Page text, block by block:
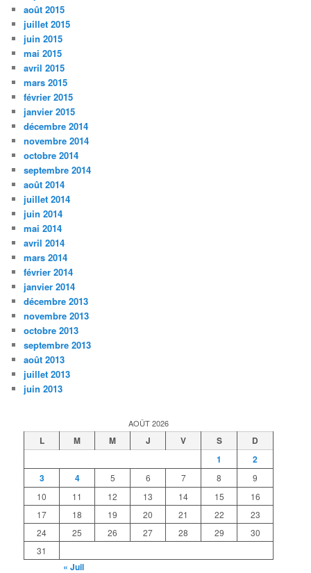
août 2015
juillet 2015
juin 2015
mai 2015
avril 2015
mars 2015
février 2015
janvier 2015
décembre 2014
novembre 2014
octobre 2014
septembre 2014
août 2014
juillet 2014
juin 2014
mai 2014
avril 2014
mars 2014
février 2014
janvier 2014
décembre 2013
novembre 2013
octobre 2013
septembre 2013
août 2013
juillet 2013
juin 2013
AOÛT 2026
L M M J V S
D
1
2
3
4 5 6 7 8
9
10
11 12 13 14 15
16
17
18 19 20 21 22
23
24
25 26 27 28 29
30
31
« Juil